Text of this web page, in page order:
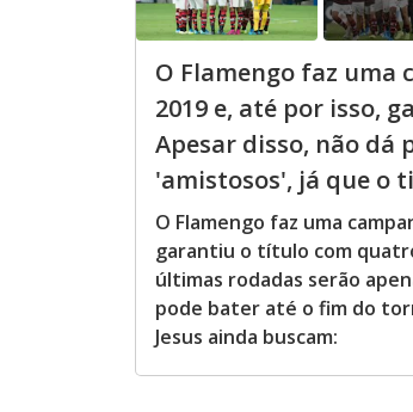
O Flamengo faz uma
2019 e, até por isso,
Apesar disso, não dá
'amistosos', já que o
O Flamengo faz uma
garantiu o título com
últimas rodadas serão
pode bater até o fim do
Jesus ainda buscam: